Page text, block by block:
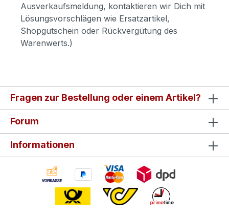
Ausverkaufsmeldung, kontaktieren wir Dich mit
Lösungsvorschlägen wie Ersatzartikel,
Shopgutschein oder Rückvergütung des
Warenwerts.)
Fragen zur Bestellung oder einem Artikel?
Forum
Informationen